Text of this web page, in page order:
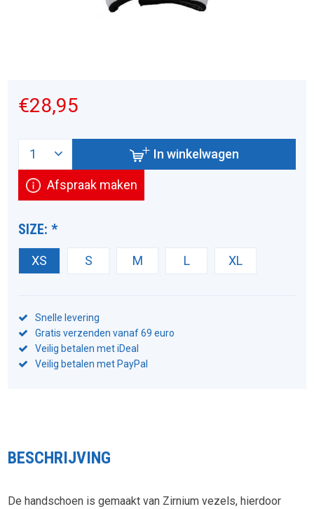
€28,95
In winkelwagen
Afspraak maken
SIZE:*
XS S M L XL
Snelle levering
Gratis verzenden vanaf 69 euro
Veilig betalen met iDeal
Veilig betalen met PayPal
BESCHRIJVING
De handschoen is gemaakt van Zirnium vezels, hierdoor